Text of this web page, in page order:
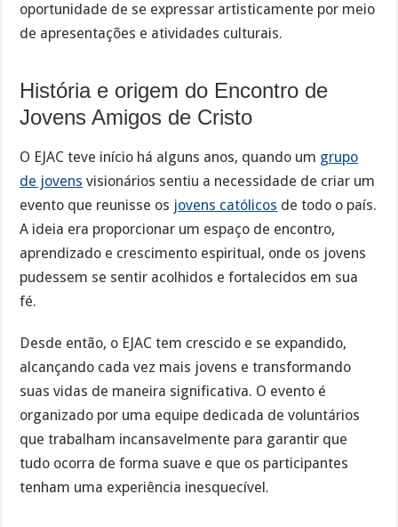
oportunidade de se expressar artisticamente por meio
de apresentações e atividades culturais.
História e origem do Encontro de
Jovens Amigos de Cristo
O EJAC teve início há alguns anos, quando um grupo
de jovens visionários sentiu a necessidade de criar um
evento que reunisse os jovens católicos de todo o país.
A ideia era proporcionar um espaço de encontro,
aprendizado e crescimento espiritual, onde os jovens
pudessem se sentir acolhidos e fortalecidos em sua
fé.
Desde então, o EJAC tem crescido e se expandido,
alcançando cada vez mais jovens e transformando
suas vidas de maneira significativa. O evento é
organizado por uma equipe dedicada de voluntários
que trabalham incansavelmente para garantir que
tudo ocorra de forma suave e que os participantes
tenham uma experiência inesquecível.